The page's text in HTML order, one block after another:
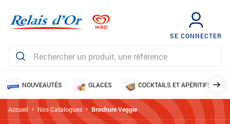
SE CONNECTER
NOUVEAUTÉS GLACES COCKTAILS ET APÉRITIFS
Accueil Nos Catalogues Brochure Veggie